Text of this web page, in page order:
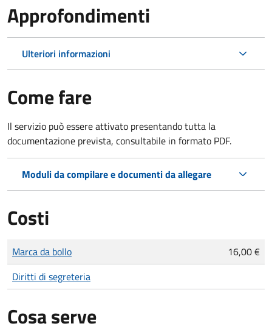
Approfondimenti
Ulteriori informazioni
Come fare
Il servizio può essere attivato presentando tutta la
documentazione prevista, consultabile in formato PDF.
Moduli da compilare e documenti da allegare
Costi
Tipo di pagamento
Importo
Marca da bollo
16,00 €
Diritti di segreteria
Cosa serve